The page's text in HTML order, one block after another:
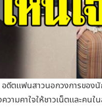
วนอกวงการของนักแ
ามคาใจให้ชาวเน็ตและคน